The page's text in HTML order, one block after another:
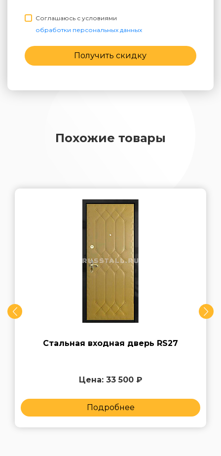
Соглашаюсь с условиями
обработки персональных данных
Получить скидку
Похожие товары
Стальная входная дверь RS27
Цена: 33 500 ₽
Подробнее